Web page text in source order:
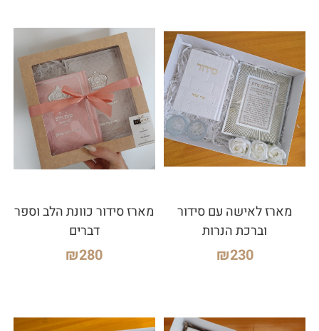
מארז לאישה עם סידור
וברכת הנרות
₪230
מארז סידור כוונת הלב וספר
דברים
₪280